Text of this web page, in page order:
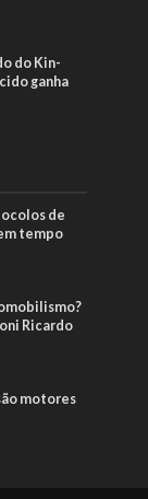
do Kin-
ganha
de
tempo
Ricardo
motores